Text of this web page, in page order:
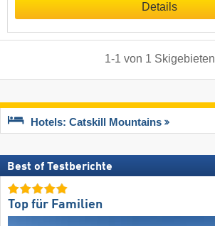
Details
1-1 von 1 Skigebieten
Hotels: Catskill Mountains
Best of Testberichte
Top für Familien